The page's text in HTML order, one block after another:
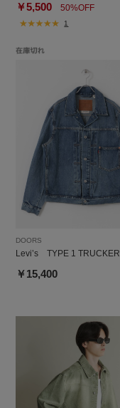
￥5,500 50%OFF
1
DOORS
Levi’s TYPE 1 TRUCKER
￥15,400